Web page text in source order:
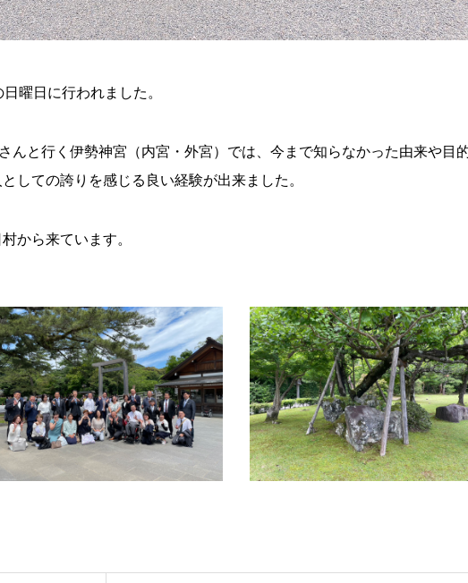
曜日に行われました。
んと行く伊勢神宮（内宮・外宮）では、今まで知らなかった由来や目
しての誇りを感じる良い経験が出来ました。
から来ています。